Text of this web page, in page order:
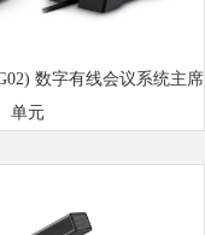
数字有线会议系统主席
单元